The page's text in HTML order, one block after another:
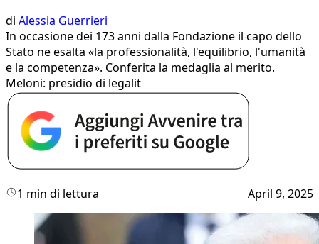
di Alessia Guerrieri
In occasione dei 173 anni dalla Fondazione il capo dello
Stato ne esalta «la professionalità, l'equilibrio, l'umanità
e la competenza». Conferita la medaglia al merito.
Meloni: presidio di legalit
1 min di lettura April 9, 2025